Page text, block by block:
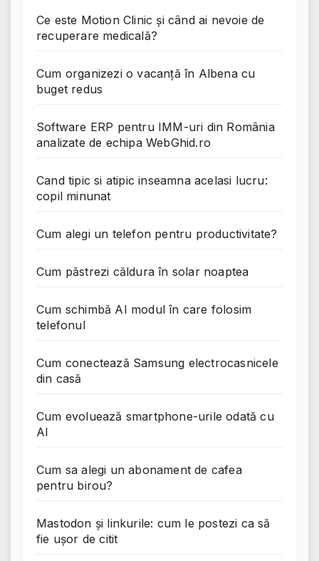
Ce este Motion Clinic și când ai nevoie de
recuperare medicală?
Cum organizezi o vacanță în Albena cu
buget redus
Software ERP pentru IMM-uri din România
analizate de echipa WebGhid.ro
Cand tipic si atipic inseamna acelasi lucru:
copil minunat
Cum alegi un telefon pentru productivitate?
Cum păstrezi căldura în solar noaptea
Cum schimbă AI modul în care folosim
telefonul
Cum conectează Samsung electrocasnicele
din casă
Cum evoluează smartphone-urile odată cu
AI
Cum sa alegi un abonament de cafea
pentru birou?
Mastodon și linkurile: cum le postezi ca să
fie ușor de citit